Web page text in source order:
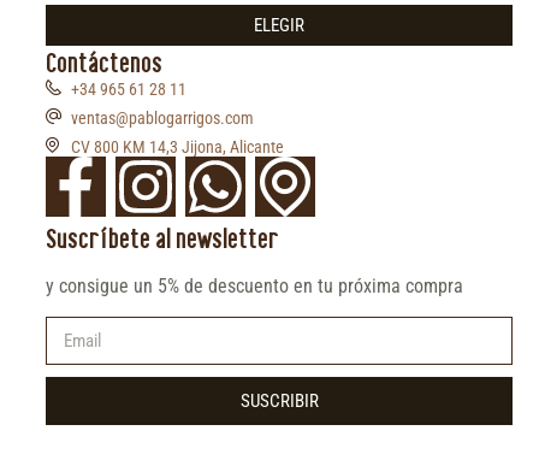
ELEGIR
Contáctenos
+34 965 61 28 11
ventas@pablogarrigos.com
CV 800 KM 14,3 Jijona, Alicante
Suscríbete al newsletter
y consigue un 5% de descuento en tu próxima compra
SUSCRIBIR